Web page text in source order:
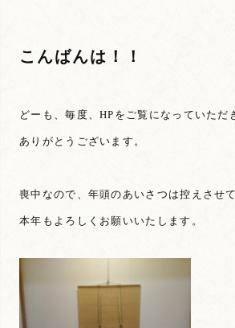
こんばんは！！
どーも、毎度、HPをご覧になっていただ
ありがとうございます。
喪中なので、年頭のあいさつは控えさせ
本年もよろしくお願いいたします。